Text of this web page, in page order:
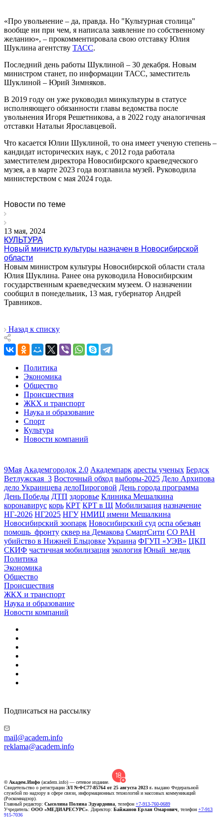
«Про увольнение – да, правда. Но "Культурная столица"
вообще ни при чем, я написала заявление по собственному
желанию», – прокомментировала свою отставку Юлия
Шуклина агентству ТАСС.
Последний день работы Шуклиной – 30 декабря. Новым
министром станет, по информации ТАСС, заместитель
Шуклиной – Юрий Зимняков.
В 2019 году он уже руководил минкультуры в статусе
исполняющего обязанности главы ведомства после
увольнения Игоря Решетникова, а в 2022 году аналогичная
отставки Натальи Ярославцевой.
Что касается Юлии Шуклиной, то она имеет ученую степень –
кандидат исторических наук, с 2012 года работала
заместителем директора Новосибирского краеведческого
музея, а в марте 2023 года возглавила музей. Руководила
министерством с мая 2024 года.
Новости по теме
13 мая, 2024
КУЛЬТУРА
Новый министр культуры назначен в Новосибирской
области
Новым министром культуры Новосибирской области стала
Юлия Шуклина. Ранее она руководила Новосибирским
государственным краеведческим музеем. О назначении
сообщил в понедельник, 13 мая, губернатор Андрей
Травников.
Назад к списку
Политика
Экономика
Общество
Происшествия
ЖКХ и транспорт
Наука и образование
Спорт
Культура
Новости компаний
9Мая Академгородок 2.0 Академпарк аресты ученых Бердск
Ветлужская_3 Восточный обход выборы-2025 Дело Архипова
дело Украинцева делоПироговой День города программа
День Победы ДТП здоровье Клиника Мешалкина
коронавирус корь КРТ КРТ в Щ Мобилизация назначение
НГ-2026 НГ2025 НГУ НМИЦ имени Мешалкина
Новосибирский зоопарк Новосибирский суд оспа обезьян
помощь_фронту сквер на Демакова СмартСити СО РАН
убийство в Нижней Ельцовке Украина ФГУП «УЭВ» ЦКП
СКИФ частичная мобилизация экология Юный_медик
Политика
Экономика
Общество
Происшествия
ЖКХ и транспорт
Наука и образование
Новости компаний
Подписаться на рассылку
mail@academ.info
reklama@academ.info
© Академ.Инфо (academ.info) — сетевое издание.
Свидетельство о регистрации ЭЛ №ФС77-85764 от 25 августа 2023 г. выдано Федеральной
службой по надзору в сфере связи, информационных технологий и массовых коммуникаций
(Роскомнадзор).
Главный редактор: Сысолина Полина Эдуардовна , телефон +7-913-760-0689
Учредитель: ООО «МЕДИАРЕСУРС» . Директор: Байжанов Ерлан Омарович , телефон +7-913
915-7036